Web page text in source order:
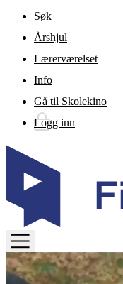
Gå til hovedinnhold
Søk
Årshjul
Lærerværelset
Info
Gå til Skolekino
Logg inn
TOGGLE
MENU